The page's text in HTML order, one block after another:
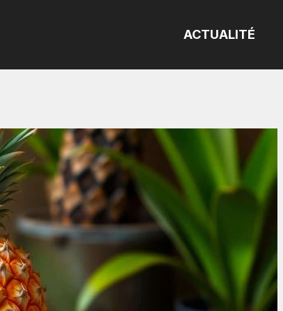
ACTUALITÉ